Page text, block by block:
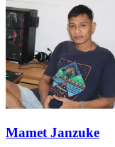
Mamet Janzuke